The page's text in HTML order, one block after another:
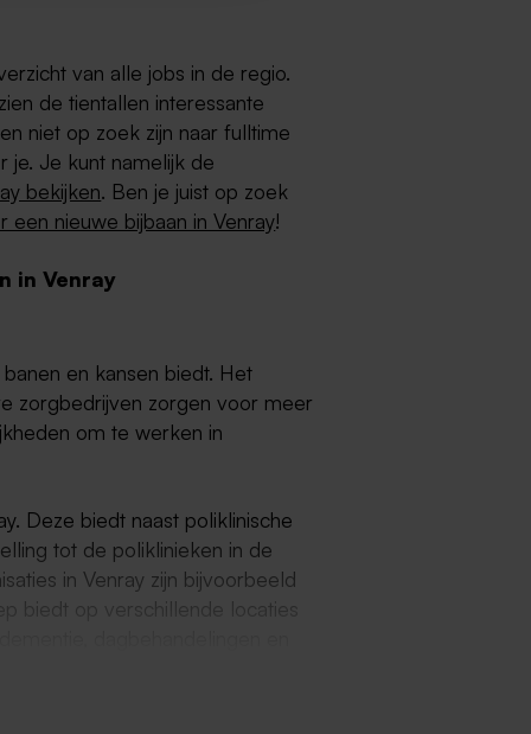
van alle jobs in de regio.
de tientallen interessante
niet op zoek zijn naar fulltime
je. Je kunt namelijk de
bekijken. Ben je juist op zoek
een nieuwe bijbaan in Venray!
in Venray
en kansen biedt. Het
zorgbedrijven zorgen voor meer
om te werken in
Deze biedt naast poliklinische
tot de poliklinieken in de
in Venray zijn bijvoorbeeld
biedt op verschillende locaties